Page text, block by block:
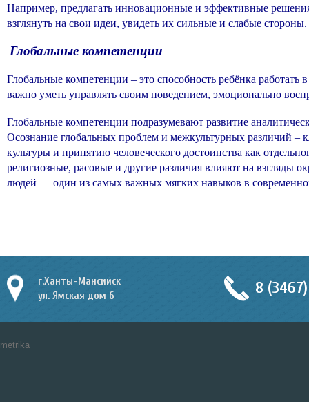
Например, предлагать инновационные и эффективные
взглянуть на свои идеи, увидеть их сильные и слабые стороны.
Глобальные компетенции
Глобальные компетенции – это способность ребёнка
важно уметь управлять своим поведением, эмоционально
Глобальные компетенции подразумевают развитие
Осознание глобальных проблем и межкультурных различий
культуры и принятию человеческого достоинства как
религиозные, расовые и другие различия влияют на
людей — один из самых важных мягких навыков в
г.Ханты-Мансийск
ул. Ямская дом 6
8
metrika